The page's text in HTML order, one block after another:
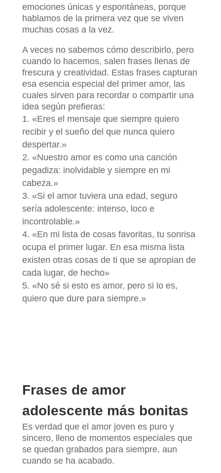
emociones únicas y espontáneas, porque
hablamos de la primera vez que se viven
muchas cosas a la vez.
A veces no sabemos cómo describirlo, pero
cuando lo hacemos, salen frases llenas de
frescura y creatividad. Estas frases capturan
esa esencia especial del primer amor, las
cuales sirven para recordar o compartir una
idea según prefieras:
«Eres el mensaje que siempre quiero
recibir y el sueño del que nunca quiero
despertar.»
«Nuestro amor es como una canción
pegadiza: inolvidable y siempre en mi
cabeza.»
«Si el amor tuviera una edad, seguro
sería adolescente: intenso, loco e
incontrolable.»
«En mi lista de cosas favoritas, tu sonrisa
ocupa el primer lugar. En esa misma lista
existen otras cosas de ti que se apropian de
cada lugar, de hecho»
«No sé si esto es amor, pero si lo es,
quiero que dure para siempre.»
Frases de amor
adolescente más bonitas
Es verdad que el amor joven es puro y
sincero, lleno de momentos especiales que
se quedan grabados para siempre, aun
cuando se ha acabado.